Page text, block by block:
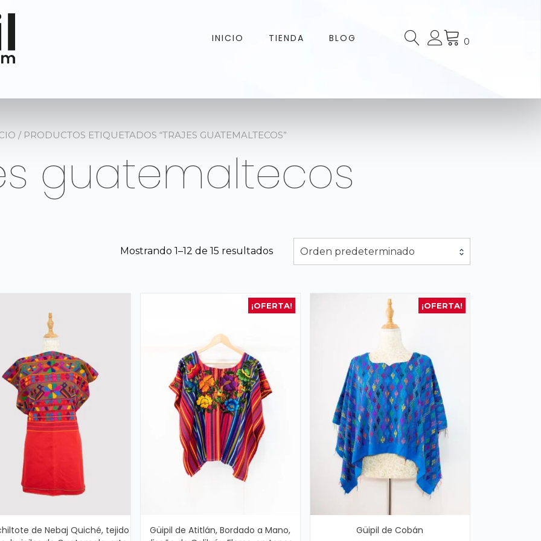
INICIO TIENDA BLOG 0
/ PRODUCTOS ETIQUETADOS “TRAJES GUATEMALTECOS”
guatemaltecos
Mostrando 1–12 de 15 resultados Orden predeterminado
de Nebaj Quiché, tejido
¡OFERTA!
Güipil de Atitlán, Bordado a Mano,
¡OFERTA!
Güipil de Cobán